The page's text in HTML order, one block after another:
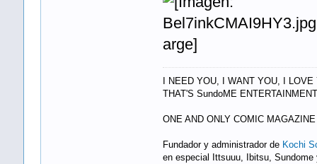
I NEED YOU, I WANT YOU, I
THAT'S SundoME
ONE AND ONLY COMIC MAGAZINE
Fundador y administrador de Kochi
en especial Ittsuuu, Ibitsu,